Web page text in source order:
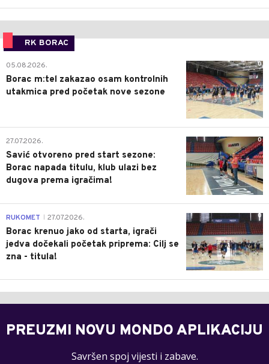
RK BORAC
0
05.08.2026.
Borac m:tel zakazao osam kontrolnih
utakmica pred početak nove sezone
0
27.07.2026.
Savić otvoreno pred start sezone:
Borac napada titulu, klub ulazi bez
dugova prema igračima!
0
RUKOMET 27.07.2026.
Borac krenuo jako od starta, igrači
jedva dočekali početak priprema: Cilj se
zna - titula!
PREUZMI NOVU MONDO APLIKACIJU
Savršen spoj vijesti i zabave.